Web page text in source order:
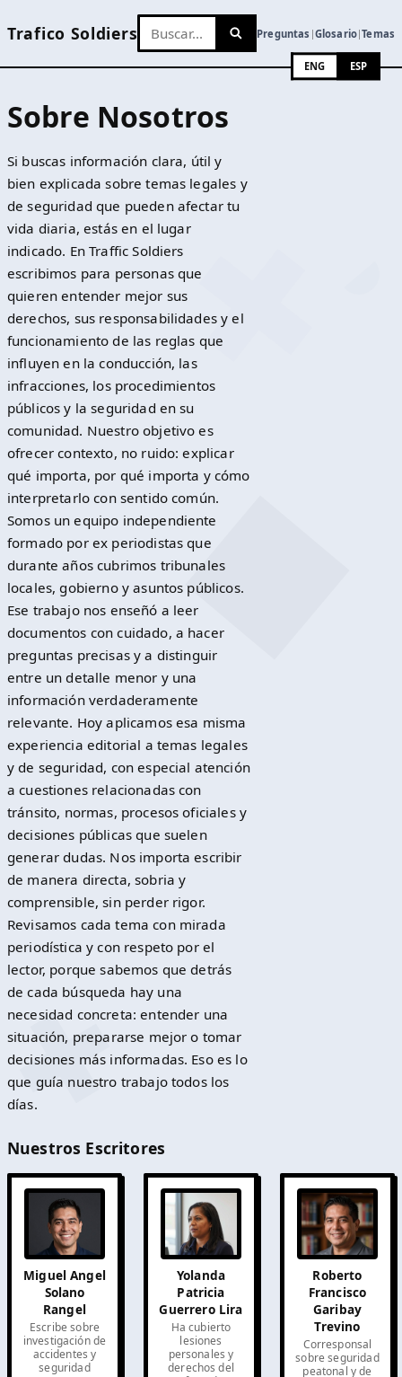
Trafico Soldiers Preguntas |Glosario|Temas
ENG ESP
Sobre Nosotros
Si buscas información clara, útil y
bien explicada sobre temas legales y
de seguridad que pueden afectar tu
vida diaria, estás en el lugar
indicado. En Traffic Soldiers
escribimos para personas que
quieren entender mejor sus
derechos, sus responsabilidades y el
funcionamiento de las reglas que
influyen en la conducción, las
infracciones, los procedimientos
públicos y la seguridad en su
comunidad. Nuestro objetivo es
ofrecer contexto, no ruido: explicar
qué importa, por qué importa y cómo
interpretarlo con sentido común.
Somos un equipo independiente
formado por ex periodistas que
durante años cubrimos tribunales
locales, gobierno y asuntos públicos.
Ese trabajo nos enseñó a leer
documentos con cuidado, a hacer
preguntas precisas y a distinguir
entre un detalle menor y una
información verdaderamente
relevante. Hoy aplicamos esa misma
experiencia editorial a temas legales
y de seguridad, con especial atención
a cuestiones relacionadas con
tránsito, normas, procesos oficiales y
decisiones públicas que suelen
generar dudas. Nos importa escribir
de manera directa, sobria y
comprensible, sin perder rigor.
Revisamos cada tema con mirada
periodística y con respeto por el
lector, porque sabemos que detrás
de cada búsqueda hay una
necesidad concreta: entender una
situación, prepararse mejor o tomar
decisiones más informadas. Eso es lo
que guía nuestro trabajo todos los
días.
Nuestros Escritores
Miguel Angel
Solano
Rangel
Escribe sobre
investigación de
accidentes y
seguridad
Yolanda
Patricia
Guerrero Lira
Ha cubierto
lesiones
personales y
derechos del
Roberto
Francisco
Garibay
Trevino
Corresponsal
sobre seguridad
peatonal y de